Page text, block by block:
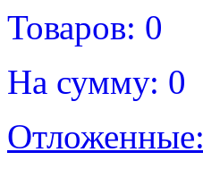
Товаров: 0
На сумму: 0
Отложенные: